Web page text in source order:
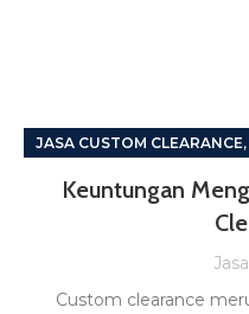
JASA CUSTOM CLEARANCE,
Keuntungan
Custom clearance